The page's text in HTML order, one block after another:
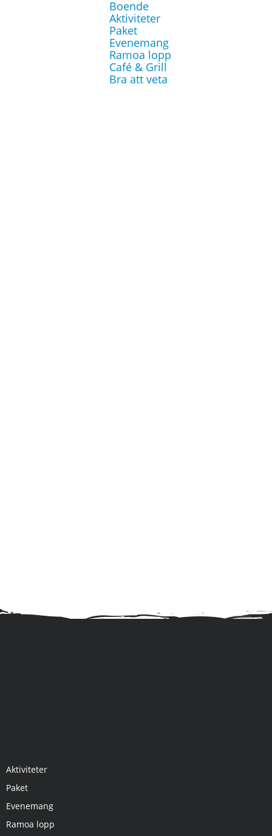
Boende
Aktiviteter
Paket
Evenemang
Ramoa lopp
Café & Grill
Bra att veta
› Februari - 2014
› Januari - 2014
Aktiviteter
Paket
Evenemang
Ramoa lopp